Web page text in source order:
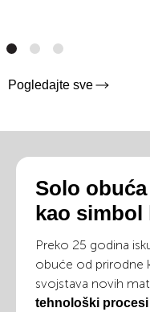
Pogledajte sve
Solo
kao simbol
Preko 25 godina
obuće od prirodne
svojstava novih
tehnološki procesi